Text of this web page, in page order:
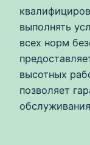
выполнять
всех норм
высотных
позволяет